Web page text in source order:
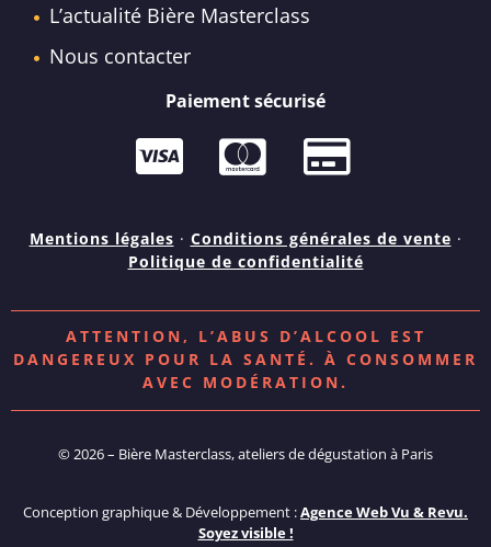
L’actualité Bière Masterclass
Nous contacter
Paiement sécurisé
Mentions légales · Conditions générales de vente ·
Politique de confidentialité
ATTENTION, L’ABUS D’ALCOOL EST
DANGEREUX POUR LA SANTÉ. À CONSOMMER
AVEC MODÉRATION.
© 2026 – Bière Masterclass, ateliers de dégustation à Paris
Conception graphique & Développement :Agence Web Vu & Revu.
Soyez visible !